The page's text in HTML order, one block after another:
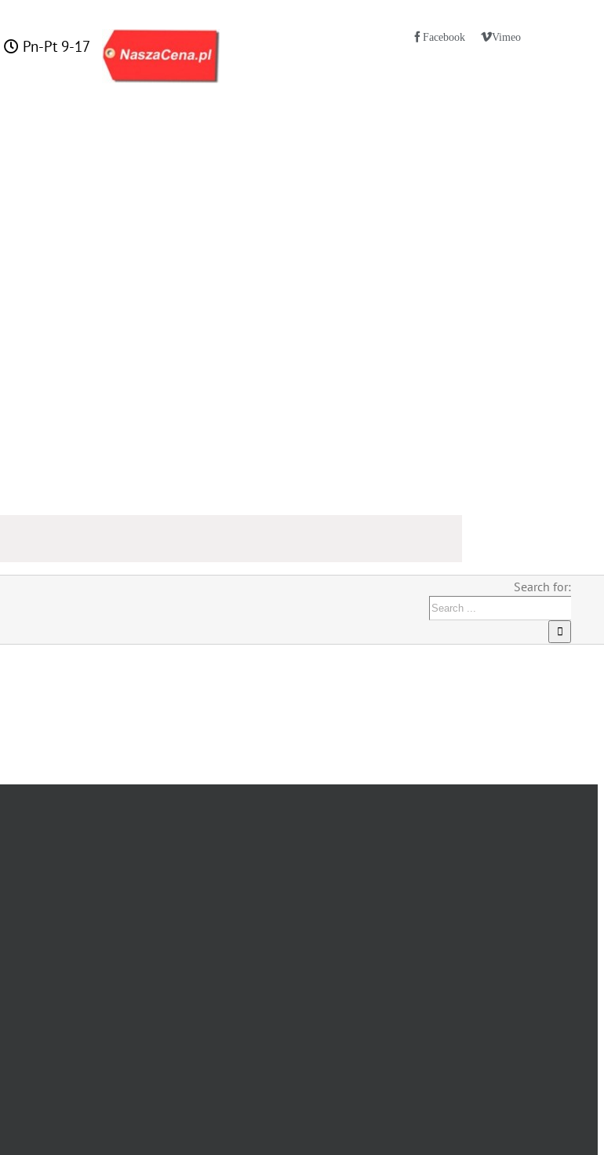
Pn-Pt 9-17 Facebook Vimeo
Search for: